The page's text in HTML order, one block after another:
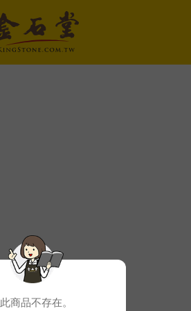
此商品不存在。